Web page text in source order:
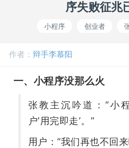
公
序失败征兆
小程序 创业者
作者： 辩手李慕阳
一、小程序没那么火
张教主沉吟道：“小
户’用完即走’。”
用户：“我们再也不回